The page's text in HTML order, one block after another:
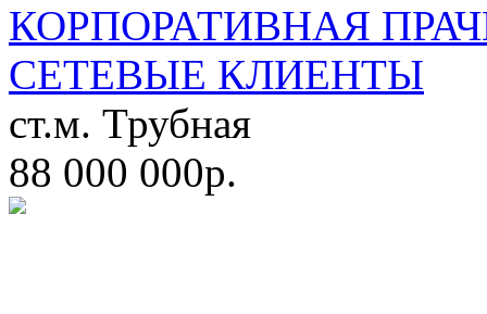
КОРПОРАТИВНАЯ
СЕТЕВЫЕ КЛИЕНТЫ
ст.м. Трубная
88 000 000р.